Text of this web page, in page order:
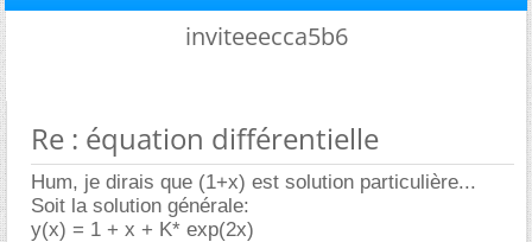
inviteeecca5b6
Re : équation différentielle
Hum, je dirais que (1+x) est solution particulière...
Soit la solution générale:
y(x) = 1 + x + K* exp(2x)